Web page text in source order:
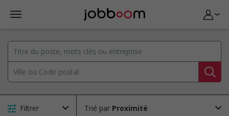
Filtrer Trié par